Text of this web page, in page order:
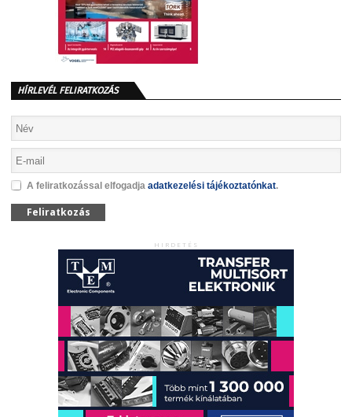
HÍRLEVÉL FELIRATKOZÁS
A feliratkozással elfogadja adatkezelési tájékoztatónkat.
Feliratkozás
HIRDETÉS